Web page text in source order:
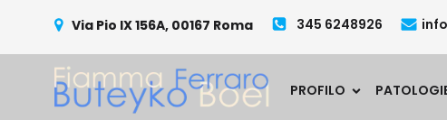
Via Pio IX 156A, 00167 Roma 345 6248926
PROFILO